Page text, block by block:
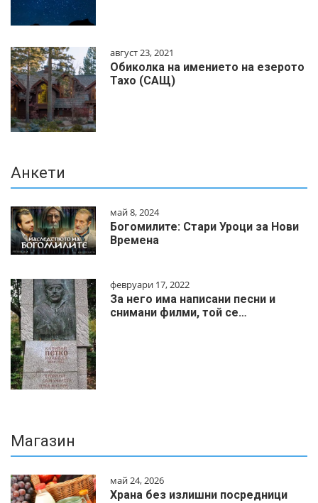
август 23, 2021
Обиколка на имението на езерото
Тахо (САЩ)
Анкети
май 8, 2024
Богомилите: Стари Уроци за Нови
Времена
февруари 17, 2022
За него има написани песни и
снимани филми, той се…
Магазин
май 24, 2026
Храна без излишни посредници